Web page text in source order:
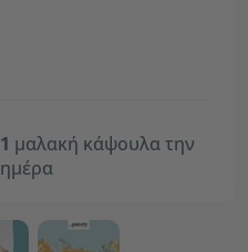
1 μαλακή κάψουλα την
ημέρα